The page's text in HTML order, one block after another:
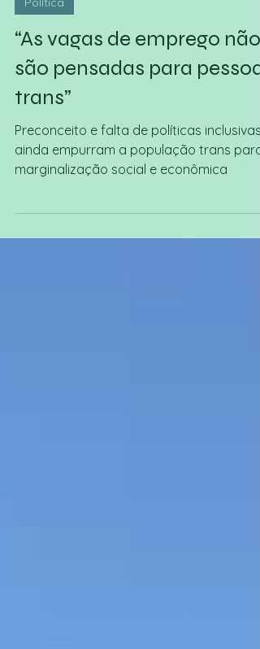
4 de dez. de 2025
Política
“As vagas de emprego não
são pensadas para
trans”
Preconceito e falta de políticas inclusivas